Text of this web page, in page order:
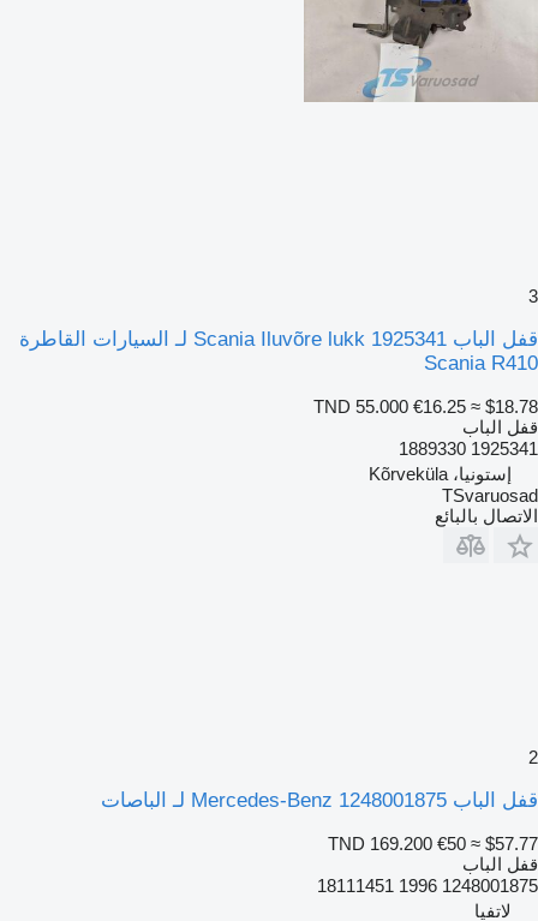
3
قفل الباب Scania Iluvõre lukk 1925341 لـ السيارات القاطرة
Scania R410
TND 55.000 €16.25 ≈ $18.78
قفل الباب
1925341 1889330
إستونيا، Kõrveküla
TSvaruosad
الاتصال بالبائع
2
قفل الباب Mercedes-Benz 1248001875 لـ الباصات
TND 169.200 €50 ≈ $57.77
قفل الباب
1248001875 1996 18111451
لاتفيا